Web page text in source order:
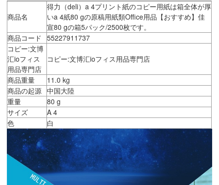
商品名
得力（deli）a 4プリント紙のコピー用紙は箱全体が厚
いa 4紙80 gの原稿用紙類Office用品【おすすめ】佳
宣80 gの箱5パック/2500枚です。
商品コード
55227911737
コピー:文博
汇ioフィス
用品専門店
コピー:文博汇ioフィス用品専門店
商品重量
11.0 kg
商品の起源 中国大陸
重量
80 g
サイズ
A 4
色
白